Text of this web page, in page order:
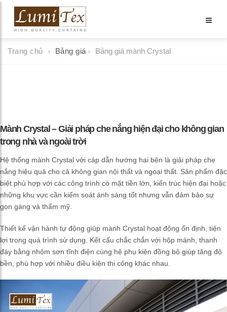
Trang chủ Bảng giá Bảng giá mành Crystal
Mành Crystal – Giải pháp che nắng hiện đại cho không gian
trong nhà và ngoài trời
Hệ thống mành Crystal với cáp dẫn hướng hai bên là giải pháp che
nắng hiệu quả cho cả không gian nội thất và ngoại thất. Sản phẩm đặc
biệt phù hợp với các công trình có mặt tiền lớn, kiến trúc hiện đại hoặc
những khu vực cần kiểm soát ánh sáng tốt nhưng vẫn đảm bảo sự
gọn gàng và thẩm mỹ.
Thiết kế vận hành tự động giúp mành Crystal hoạt động ổn định, tiện
lợi trong quá trình sử dụng. Kết cấu chắc chắn với hộp mành, thanh
đáy bằng nhôm sơn tĩnh điện cùng hệ phụ kiện đồng bộ giúp tăng độ
bền, phù hợp với nhiều điều kiện thi công khác nhau.